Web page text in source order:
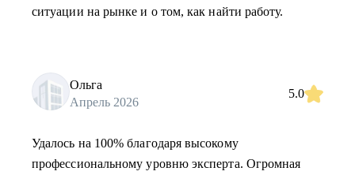
ситуации на рынке и о том, как найти работу.
Ольга
Апрель 2026
5.0
Удалось на 100% благодаря высокому
профессиональному уровню эксперта. Огромная